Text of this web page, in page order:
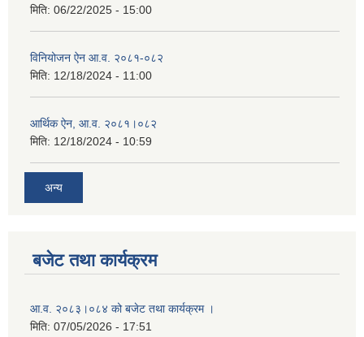
मिति: 06/22/2025 - 15:00
विनियोजन ऐन आ.व. २०८१-०८२
मिति: 12/18/2024 - 11:00
आर्थिक ऐन, आ.व. २०८१।०८२
मिति: 12/18/2024 - 10:59
अन्य
बजेट तथा कार्यक्रम
आ.व. २०८३।०८४ को बजेट तथा कार्यक्रम ।
मिति: 07/05/2026 - 17:51